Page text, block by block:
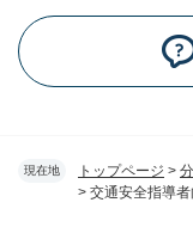
現在地 トップページ >
> 交通安全指導